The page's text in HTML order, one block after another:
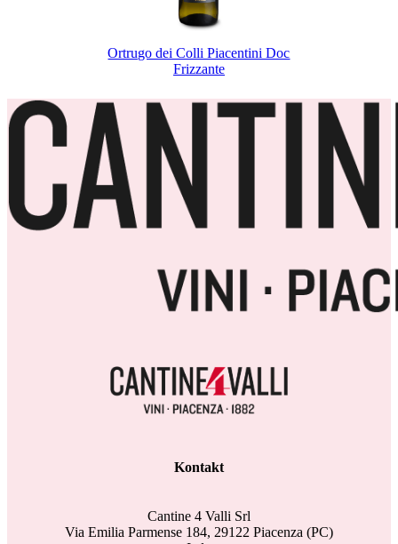
Ortrugo dei Colli Piacentini Doc
Frizzante
Kontakt
Cantine 4 Valli Srl
Via Emilia Parmense 184, 29122 Piacenza (PC)